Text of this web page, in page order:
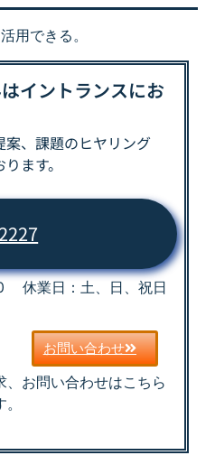
用できる。
イントランスにお
案、課題のヒヤリング
ます。
休業日：土、日、祝日
お問い合わせ
、お問い合わせはこちら